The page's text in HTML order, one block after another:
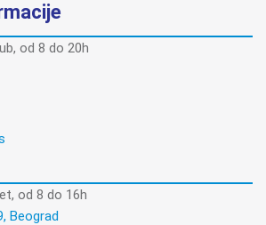
od 8 do 20h
od 8 do 16h
Beograd